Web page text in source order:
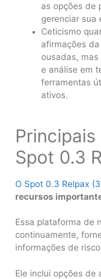
as opções de
gerenciar sua
Ceticismo
afirmações
ousadas,
e análise em
ferramentas
ativos.
Spot 0.3
O Spot 0.3 Relpax
recursos
Essa plataforma de
continuamente,
informações de
Ele inclui opções de